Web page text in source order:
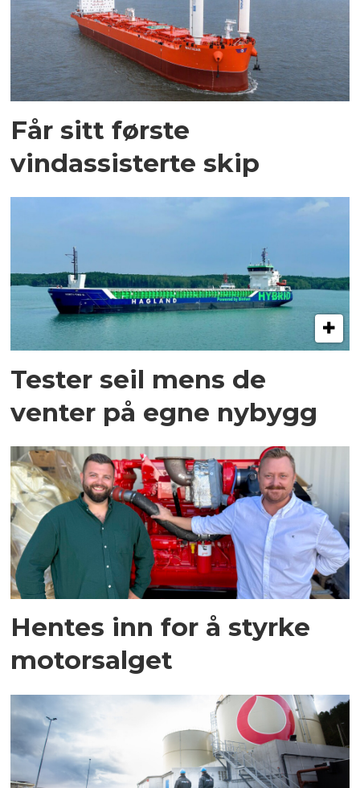
Får sitt første
vindassisterte skip
Tester seil mens de
venter på egne nybygg
Hentes inn for å styrke
motorsalget